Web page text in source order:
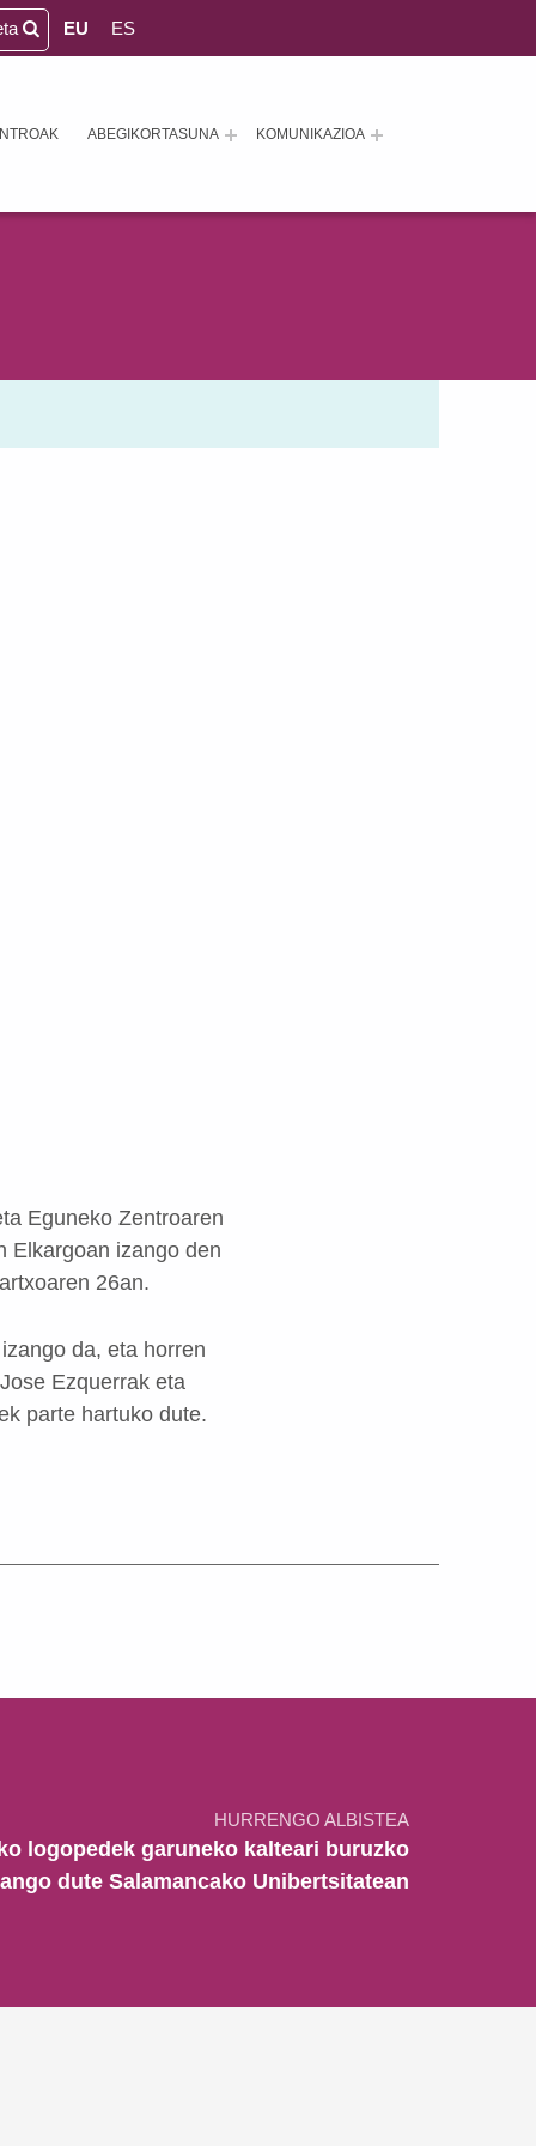
ABEGIKORTASUNA KOMUNIKAZIOA
EU ES
Eguneko Zentroaren
Elkargoan izango den
26an.
da, eta horren
Ezquerrak eta
parte hartuko dute.
HURRENGO ALBISTEA
logopedek garuneko kalteari buruzko
dute Salamancako Unibertsitatean